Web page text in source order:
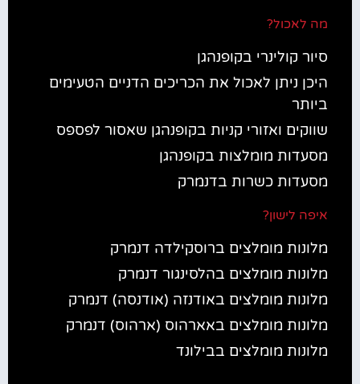
מה לאכול?
סיור קולינרי בקופנהגן
היכן ניתן לאכול את הכריכים הדניים הטעימים
ביותר
שווקים ואזורי קניות בקופנהגן שאסור לפספס
מסעדות מומלצות בקופנהגן
מסעדות כשרות בדנמרק
איפה לישון?
מלונות מומלצים ברוסקילדה דנמרק
מלונות מומלצים בהלסינגור דנמרק
מלונות מומלצים באודנזה (אודנסה) דנמרק
מלונות מומלצים באארהוס (ארהוס) דנמרק
מלונות מומלצים בבילונד